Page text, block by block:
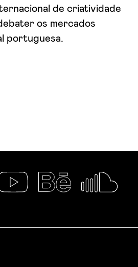
de criatividade
os mercados
portuguesa.